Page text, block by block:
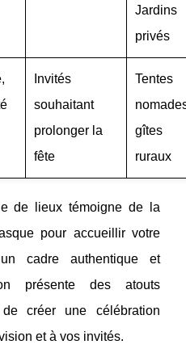
Jardins
privés
Invités
souhaitant
prolonger la
fête
Tentes
gîtes
ruraux
de lieux témoigne de la
pour accueillir votre
cadre authentique et
présente des atouts
créer une célébration
et à vos invités.